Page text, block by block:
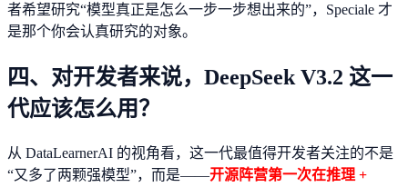
者希望研究“模型真正是怎么一步一步想出来的”，Speciale 才
是那个你会认真研究的对象。
四、对开发者来说，DeepSeek V3.2 这一
代应该怎么用？
从 DataLearnerAI 的视角看，这一代最值得开发者关注的不是
“又多了两颗强模型”，而是——开源阵营第一次在推理 +